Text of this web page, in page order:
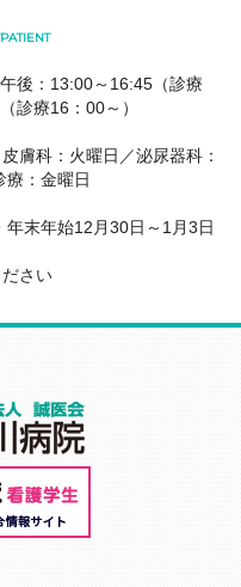
後：13:00～16:45（診療
診療16：00～）
膚科：火曜日／泌尿器科：
療：金曜日
末年始12月30日～1月3日
さい